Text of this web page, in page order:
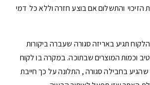
הזיכוי והתשלום אם בוצע חזרה וללא כל דמי
תגיע באריזה סגורה שעברה ביקורות
וכמות המוצרים שבתוכה. במקרה בו לקוח
שהגיע בחבילה סגורה , התלונה על כך חייבת